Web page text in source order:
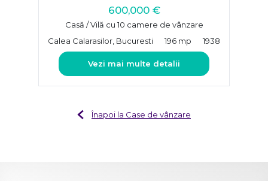
600,000 €
Casă / Vilă cu 10 camere de vânzare
Calea Calarasilor, Bucuresti
196 mp 1938
Vezi mai multe detalii
Înapoi la Case de vânzare